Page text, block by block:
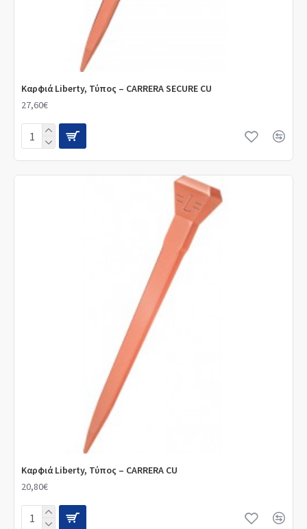
Καρφιά Liberty, Τύπος – CARRERA SECURE CU
27,60€
Καρφιά Liberty, Τύπος – CARRERA CU
20,80€